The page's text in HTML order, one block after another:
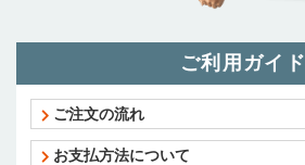
ご利用ガイド
ご注文の流れ
お支払方法について